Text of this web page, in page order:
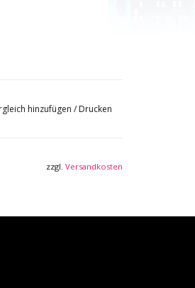
hinzufügen / Drucken
zzgl. Versandkosten